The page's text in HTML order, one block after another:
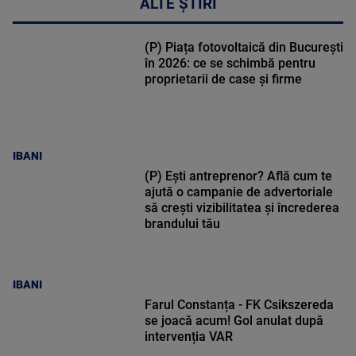
ALTE ȘTIRI
IBANI
(P) Piața fotovoltaică din București
în 2026: ce se schimbă pentru
proprietarii de case și firme
IBANI
(P) Ești antreprenor? Află cum te
ajută o campanie de advertoriale
să crești vizibilitatea și încrederea
brandului tău
Farul Constanța - FK Csikszereda
se joacă acum! Gol anulat după
intervenția VAR